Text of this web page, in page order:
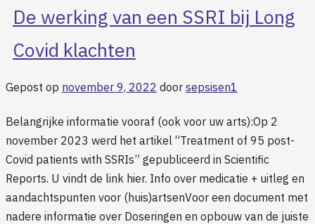
De werking van een SSRI bij Long
Covid klachten
Gepost op november 9, 2022 door sepsisen1
Belangrijke informatie vooraf (ook voor uw arts):Op 2
november 2023 werd het artikel “Treatment of 95 post-
Covid patients with SSRIs” gepubliceerd in Scientific
Reports. U vindt de link hier. Info over medicatie + uitleg en
aandachtspunten voor (huis)artsenVoor een document met
nadere informatie over Doseringen en opbouw van de juiste